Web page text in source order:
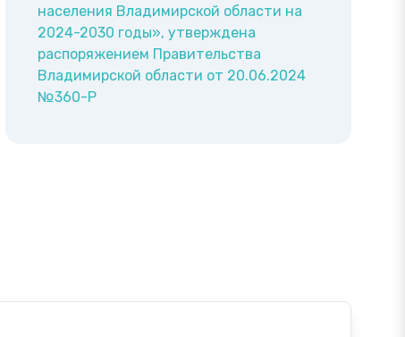
населения Владимирской области на
2024-2030 годы», утверждена
распоряжением Правительства
Владимирской области от 20.06.2024
№360-P